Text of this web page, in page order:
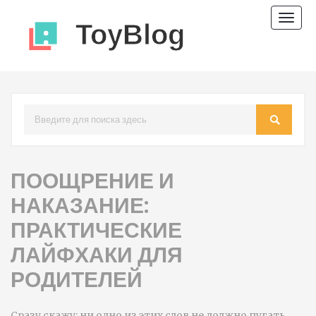
ПООЩРЕНИЕ И
НАКАЗАНИЕ:
ПРАКТИЧЕСКИЕ
ЛАЙФХАКИ ДЛЯ
РОДИТЕЛЕЙ